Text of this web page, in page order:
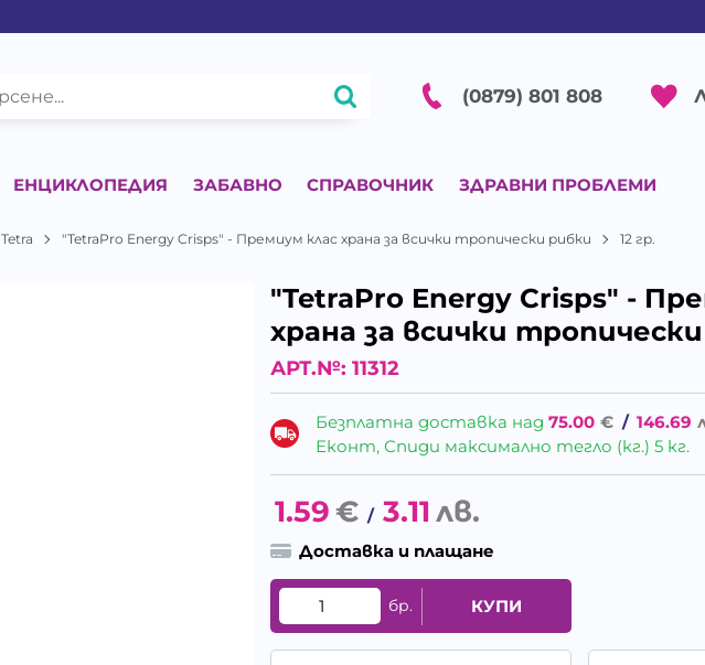
(0879) 801 808
ЕНЦИКЛОПЕДИЯ ЗАБАВНО СПРАВОЧНИК ЗДРАВНИ ПРОБЛЕМИ
Tetra "TetraPro Energy Crisps" - Премиум клас храна за всички тропически рибки 12 гр.
"TetraPro Energy Crisps" -
храна за всички тропически
АРТ.№: 11312
Безплатна доставка над75.00 € / 146.69
Еконт, Спиди максимално тегло (кг.) 5 кг.
1.59€ / 3.11лв.
Доставка и плащане
бр. КУПИ